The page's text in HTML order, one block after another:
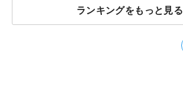
ランキングをもっと見る